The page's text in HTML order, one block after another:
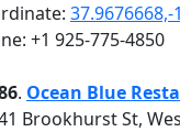
+1 925-775-4850
. Ocean Blue
Brookhurst St,